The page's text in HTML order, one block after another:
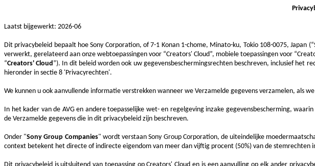
Laatst bijgewerkt: 2026-06
Dit privacybeleid bepaalt hoe Sony Corporation, of 7-1 Konan 1-chome, Minato-ku, Tokio 108-0075, Japan
verwerkt, gerelateerd aan onze webtoepassingen voor “Creators' Cloud”, mobiele toepassingen voor
“Creators' Cloud”). In dit beleid worden ook uw gegevensbeschermingsrechten beschreven, inclusief het
hieronder in sectie 8 'Privacyrechten'.
We kunnen u ook aanvullende informatie verstrekken wanneer we Verzamelde gegevens verzamelen, als
In het kader van de AVG en andere toepasselijke wet- en regelgeving inzake gegevensbescherming,
de Verzamelde gegevens die in dit privacybeleid zijn beschreven.
Onder "Sony Group Companies" wordt verstaan Sony Group Corporation, de uiteindelijke
context betekent het directe of indirecte eigendom van meer dan vijftig procent (50%) van de